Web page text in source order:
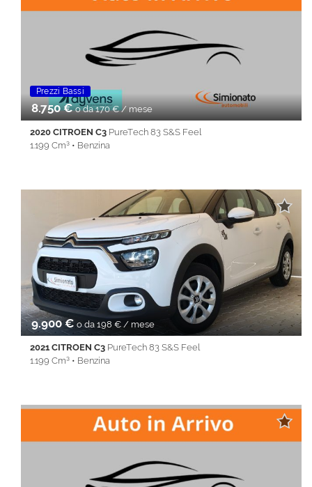
antiparticolato • Immobilizzatore elettronico • Isofix • Sedile
• Touch screen • Vivavoce • Volante multifunzione
Promo Fin-Light Prezzi Bassi
8.750 €o da 170 € / mese
2020 CITROEN C3 PureTech 83 S&S Feel
1.199 Cm³ • Benzina
• Alzacristalli elettrici • Autoradio • Bluetooth • Cerchi in lega •
Chiusura centralizzata • Climatizzatore • Controllo trazione •
Cruise Control • ESP • Immobilizzatore elettronico • Isofix •
Sedile posteriore sdoppiato • Servosterzo • Specchietti laterali
elettrici • Start&Stop • USB • Vivavoce • Volante multifunzione
9.900 € o da 198 € / mese
2021 CITROEN C3 PureTech 83 S&S Feel
1.199 Cm³ • Benzina
testa • Alzacristalli elettrici • Autoradio • Bluetooth • Chiusura
centralizzata • Climatizzatore • Controllo trazione • Cruise
• USB • Volante multifunzione